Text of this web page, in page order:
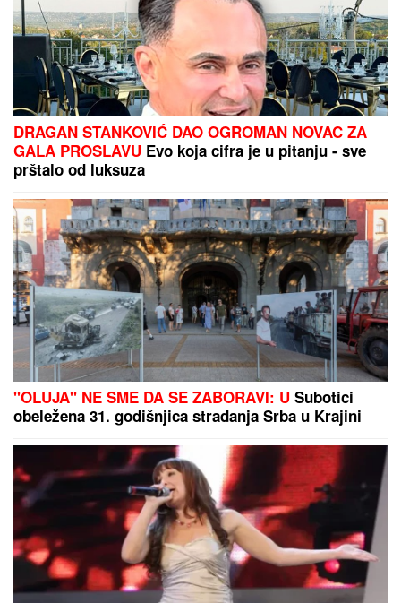
DRAGAN STANKOVIĆ DAO OGROMAN NOVAC ZA
GALA PROSLAVU Evo koja cifra je u pitanju - sve
prštalo od luksuza
"OLUJA" NE SME DA SE ZABORAVI: U Subotici
obeležena 31. godišnjica stradanja Srba u Krajini